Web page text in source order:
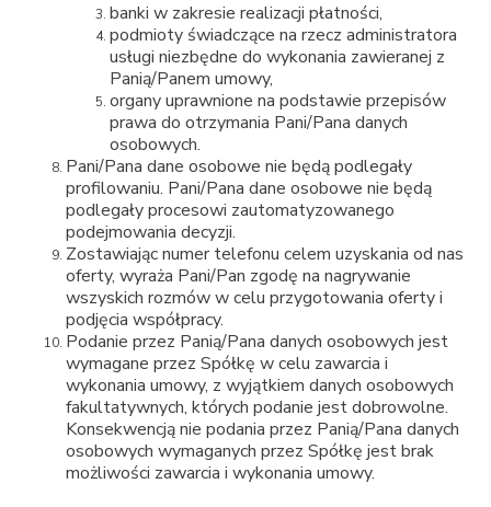
banki w zakresie realizacji płatności,
podmioty świadczące na rzecz administratora
usługi niezbędne do wykonania zawieranej z
Panią/Panem umowy,
organy uprawnione na podstawie przepisów
prawa do otrzymania Pani/Pana danych
osobowych.
Pani/Pana dane osobowe nie będą podlegały
profilowaniu. Pani/Pana dane osobowe nie będą
podlegały procesowi zautomatyzowanego
podejmowania decyzji.
Zostawiając numer telefonu celem uzyskania od nas
oferty, wyraża Pani/Pan zgodę na nagrywanie
wszyskich rozmów w celu przygotowania oferty i
podjęcia współpracy.
Podanie przez Panią/Pana danych osobowych jest
wymagane przez Spółkę w celu zawarcia i
wykonania umowy, z wyjątkiem danych osobowych
fakultatywnych, których podanie jest dobrowolne.
Konsekwencją nie podania przez Panią/Pana danych
osobowych wymaganych przez Spółkę jest brak
możliwości zawarcia i wykonania umowy.